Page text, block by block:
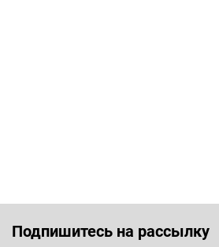
Подпишитесь на рассылку